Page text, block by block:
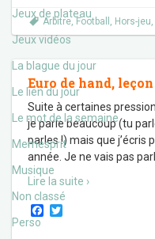
Jeux de plateau
Jeux vidéos
La blague du jour
Le lien du jour
Le mot de la semaine
Memesprit
Musique
Non classé
Perso
Arbitre, Football , Hors-jeu,
Euro de hand,
Suite à certaines
je parle beaucoup (tu
parles !) mais que j’écris
année. Je ne vais pas
Lire la suite ›
F